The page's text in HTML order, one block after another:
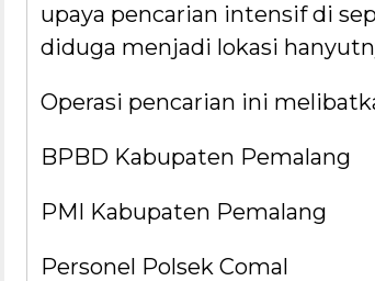
upaya pencarian intensif di
diduga menjadi lokasi
Operasi pencarian ini
BPBD Kabupaten Pemalang
PMI Kabupaten Pemalang
Personel Polsek Comal